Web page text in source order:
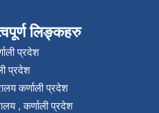
लिङ्कहरु
प्रदेश
प्रदेश
कर्णाली प्रदेश
, कर्णाली प्रदेश